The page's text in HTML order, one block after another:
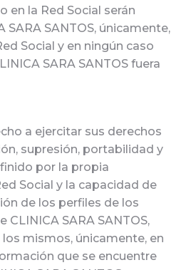
en la Red Social serán
SANTOS, únicamente,
Social y en ningún caso
SARA SANTOS fuera
a ejercitar sus derechos
supresión, portabilidad y
por la propia
Social y la capacidad de
de los perfiles de los
CLINICA SARA SANTOS,
mismos, únicamente, en
que se encuentre